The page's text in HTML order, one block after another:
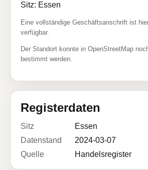
Sitz: Essen
Eine vollständige Geschäftsanschrift ist
verfügbar.
Der Standort konnte in OpenStreetMap
bestimmt werden.
Registerdaten
Sitz
Essen
Datenstand
2024-03-07
Quelle
Handelsregister